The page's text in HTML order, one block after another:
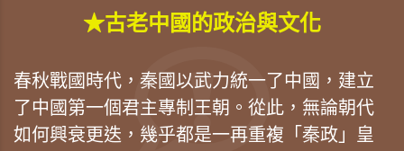
★古老中國的政治與文化
春秋戰國時代，秦國以武力統一了中國，建立
了中國第一個君主專制王朝。從此，無論朝代
如何興衰更迭，幾乎都是一再重複「秦政」皇